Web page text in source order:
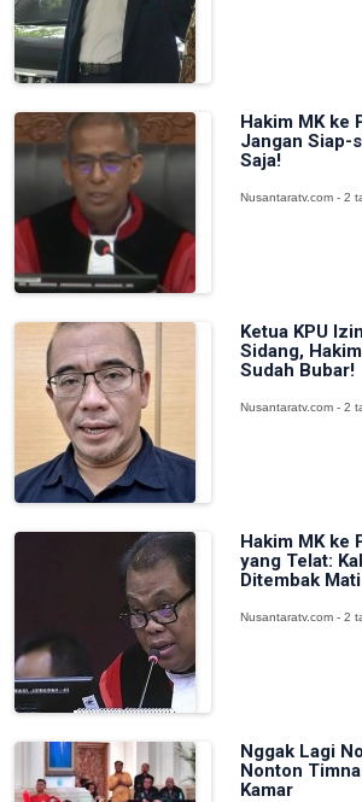
Hakim MK ke
Jangan Siap-
Saja!
Nusantaratv.com - 2
Ketua KPU
Sidang,
Sudah Bubar!
Nusantaratv.com - 2
Hakim MK ke
yang Telat:
Ditembak Mati
Nusantaratv.com - 2
Nggak Lagi
Nonton
Kamar